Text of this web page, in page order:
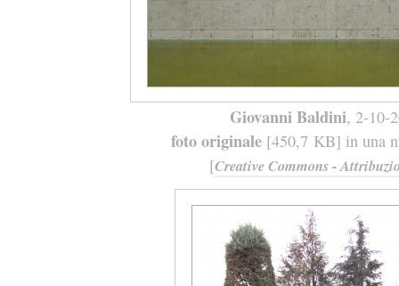
Giovanni Baldini, 2-10-
foto originale [450,7 KB] in una
[Creative Commons -